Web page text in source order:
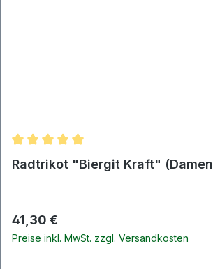
Durchschnittliche Bewertung von 5
Radtrikot "Biergit Kraft"
Regulärer Preis:
41,30 €
Preise inkl. MwSt. zzgl. Versandkosten